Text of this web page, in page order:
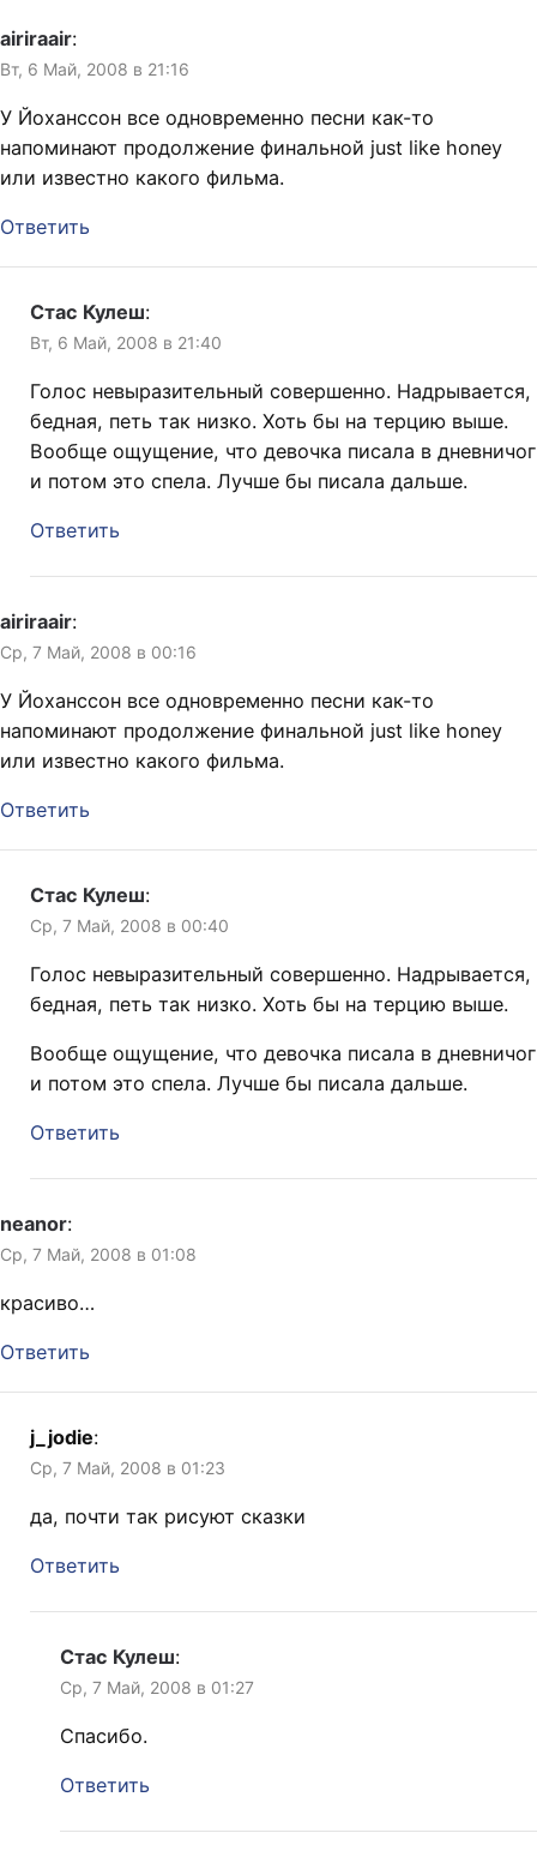
airiraair:
Вт, 6 Май, 2008 в 21:16
У Йоханссон все одновременно песни как-то
напоминают продолжение финальной just like honey
или известно какого фильма.
Ответить
Стас Кулеш:
Вт, 6 Май, 2008 в 21:40
Голос невыразительный совершенно. Надрывается,
бедная, петь так низко. Хоть бы на терцию выше.
Вообще ощущение, что девочка писала в дневничог
и потом это спела. Лучше бы писала дальше.
Ответить
airiraair:
Ср, 7 Май, 2008 в 00:16
У Йоханссон все одновременно песни как-то
напоминают продолжение финальной just like honey
или известно какого фильма.
Ответить
Стас Кулеш:
Ср, 7 Май, 2008 в 00:40
Голос невыразительный совершенно. Надрывается,
бедная, петь так низко. Хоть бы на терцию выше.
Вообще ощущение, что девочка писала в дневничог
и потом это спела. Лучше бы писала дальше.
Ответить
neanor:
Ср, 7 Май, 2008 в 01:08
красиво…
Ответить
j_jodie:
Ср, 7 Май, 2008 в 01:23
да, почти так рисуют сказки
Ответить
Стас Кулеш:
Ср, 7 Май, 2008 в 01:27
Спасибо.
Ответить